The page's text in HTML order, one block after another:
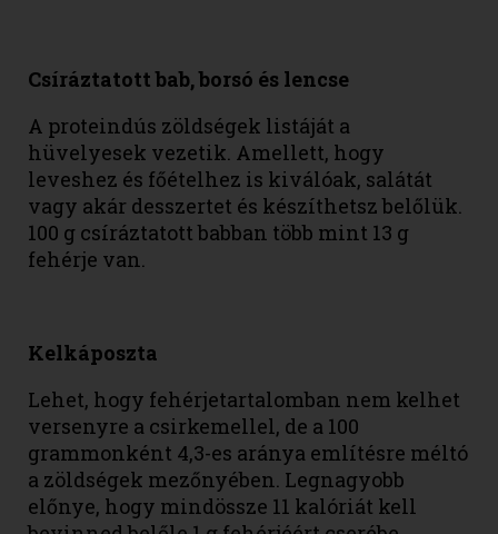
Csíráztatott bab, borsó és lencse
A proteindús zöldségek listáját a
hüvelyesek vezetik. Amellett, hogy
leveshez és főételhez is kiválóak, salátát
vagy akár desszertet és készíthetsz belőlük.
100 g csíráztatott babban több mint 13 g
fehérje van.
Kelkáposzta
Lehet, hogy fehérjetartalomban nem kelhet
versenyre a csirkemellel, de a 100
grammonként 4,3-es aránya említésre méltó
a zöldségek mezőnyében. Legnagyobb
előnye, hogy mindössze 11 kalóriát kell